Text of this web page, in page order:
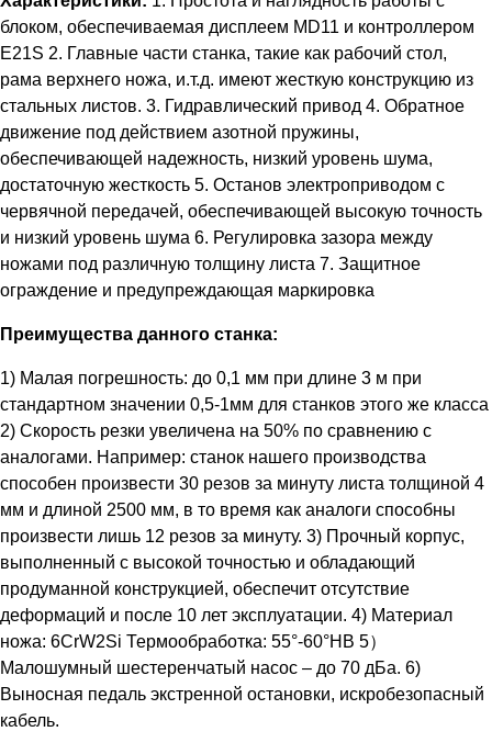
блоком, обеспечиваемая дисплеем MD11 и контроллером
E21S 2. Главные части станка, такие как рабочий стол,
рама верхнего ножа, и.т.д. имеют жесткую конструкцию из
стальных листов. 3. Гидравлический привод 4. Обратное
движение под действием азотной пружины,
обеспечивающей надежность, низкий уровень шума,
достаточную жесткость 5. Останов электроприводом с
червячной передачей, обеспечивающей высокую точность
и низкий уровень шума 6. Регулировка зазора между
ножами под различную толщину листа 7. Защитное
ограждение и предупреждающая маркировка
Преимущества данного станка:
1) Малая погрешность: до 0,1 мм при длине 3 м при
стандартном значении 0,5-1мм для станков этого же класса
2) Скорость резки увеличена на 50% по сравнению с
аналогами. Например: станок нашего производства
способен произвести 30 резов за минуту листа толщиной 4
мм и длиной 2500 мм, в то время как аналоги способны
произвести лишь 12 резов за минуту. 3) Прочный корпус,
выполненный с высокой точностью и обладающий
продуманной конструкцией, обеспечит отсутствие
деформаций и после 10 лет эксплуатации. 4) Материал
ножа: 6CrW2Si Термообработка: 55°-60°HB 5）
Малошумный шестеренчатый насос – до 70 дБа. 6)
Выносная педаль экстренной остановки, искробезопасный
кабель.